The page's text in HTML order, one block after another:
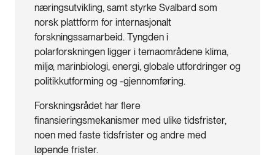
næringsutvikling, samt styrke Svalbard som
norsk plattform for internasjonalt
forskningssamarbeid. Tyngden i
polarforskningen ligger i temaområdene klima,
miljø, marinbiologi, energi, globale utfordringer og
politikkutforming og -gjennomføring.
Forskningsrådet har flere
finansieringsmekanismer med ulike tidsfrister,
noen med faste tidsfrister og andre med
løpende frister.